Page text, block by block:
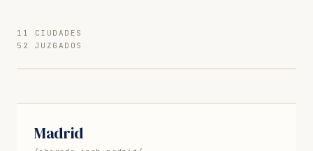
11 CIUDADES
52 JUZGADOS
Madrid